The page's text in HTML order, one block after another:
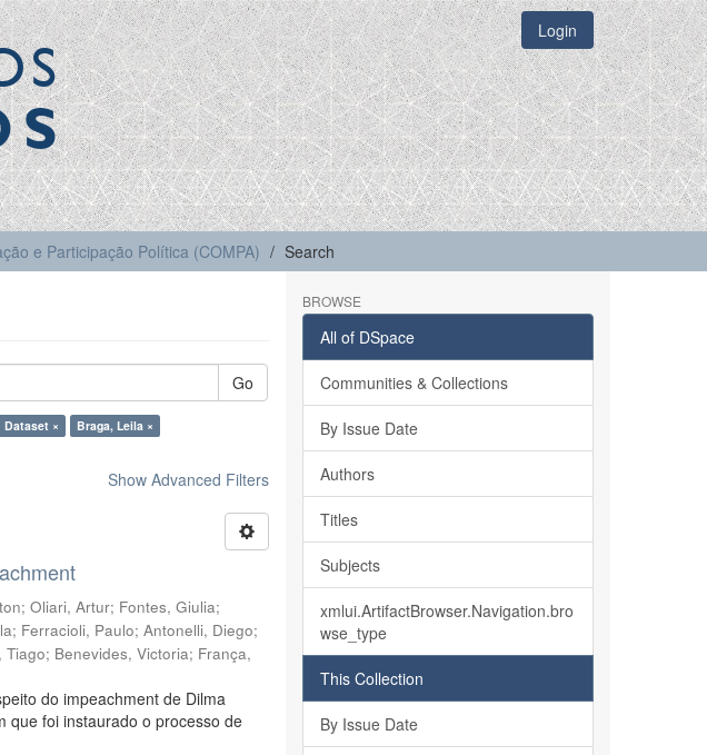
Login
e Participação Política (COMPA) Search
Go
Dataset ×
Braga, Leila ×
Show Advanced Filters
;Oliari, Artur; Fontes, Giulia;
; Ferracioli, Paulo;Antonelli, Diego;
Tiago; Benevides, Victoria; França,
do impeachment de Dilma
que foi instaurado o processo de
BROWSE
All of DSpace
Communities & Collections
By Issue Date
Authors
Titles
Subjects
xmlui.ArtifactBrowser.Navigation.bro
wse_type
This Collection
By Issue Date